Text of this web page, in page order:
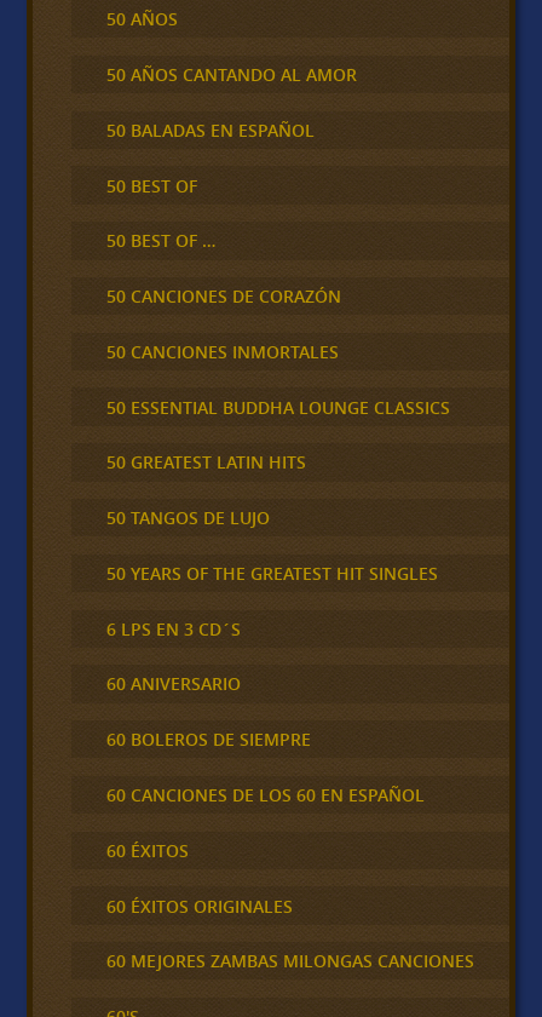
50 AÑOS
50 AÑOS CANTANDO AL AMOR
50 BALADAS EN ESPAÑOL
50 BEST OF
50 BEST OF …
50 CANCIONES DE CORAZÓN
50 CANCIONES INMORTALES
50 ESSENTIAL BUDDHA LOUNGE CLASSICS
50 GREATEST LATIN HITS
50 TANGOS DE LUJO
50 YEARS OF THE GREATEST HIT SINGLES
6 LPS EN 3 CD´S
60 ANIVERSARIO
60 BOLEROS DE SIEMPRE
60 CANCIONES DE LOS 60 EN ESPAÑOL
60 ÉXITOS
60 ÉXITOS ORIGINALES
60 MEJORES ZAMBAS MILONGAS CANCIONES